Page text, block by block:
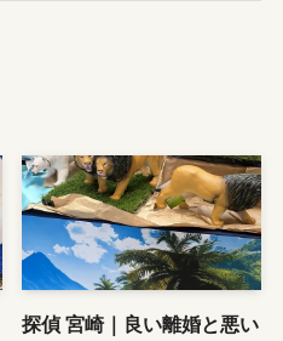
探偵 宮崎｜良い離婚と悪い